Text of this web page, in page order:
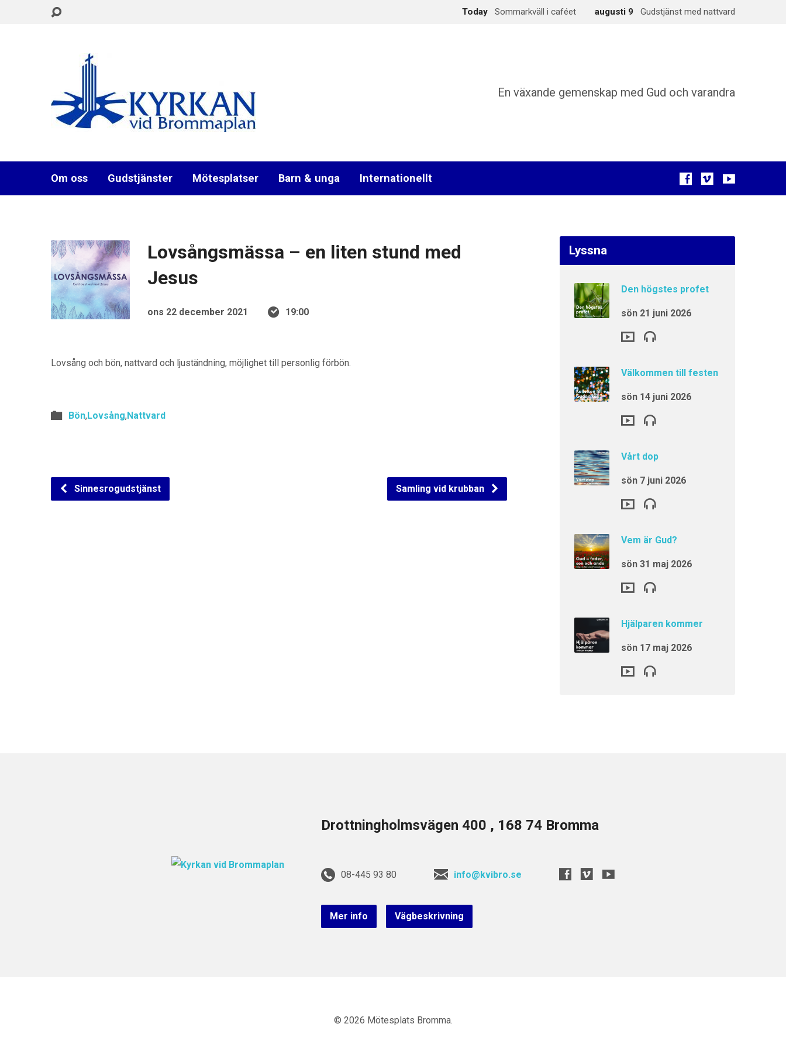
Today Sommarkväll i caféet augusti 9 Gudstjänst med nattvard
En växande gemenskap med Gud och varandra
Om oss Gudstjänster Mötesplatser Barn & unga Internationellt
Lovsångsmässa – en liten stund med
Jesus
ons 22 december 2021 19:00
Lovsång och bön, nattvard och ljuständning, möjlighet till personlig förbön.
Bön,Lovsång,Nattvard
Sinnesrogudstjänst Samling vid krubban
Lyssna
Den högstes profet
sön 21 juni 2026
Välkommen till festen
sön 14 juni 2026
Vårt dop
sön 7 juni 2026
Vem är Gud?
sön 31 maj 2026
Hjälparen kommer
sön 17 maj 2026
Drottningholmsvägen 400 , 168 74 Bromma
08-445 93 80 info@kvibro.se
Mer info Vägbeskrivning
© 2026 Mötesplats Bromma.